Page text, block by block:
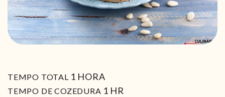
TEMPO TOTAL 1 HORA
HORA
TEMPO DE COZEDURA 1 HORA
HR